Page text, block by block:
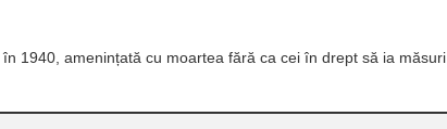
1940, amenințată cu moartea fără ca cei în drept să ia măsuri